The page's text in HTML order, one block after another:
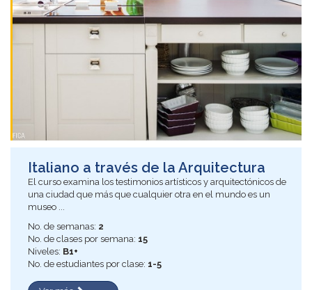
Italiano a través de la Arquitectura
El curso examina los testimonios artísticos y arquitectónicos de
una ciudad que más que cualquier otra en el mundo es un
museo ...
No. de semanas: 2
No. de clases por semana: 15
Niveles: B1+
No. de estudiantes por clase: 1-5